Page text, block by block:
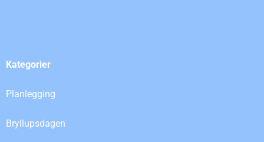
Kategorier
Planlegging
Bryllupsdagen